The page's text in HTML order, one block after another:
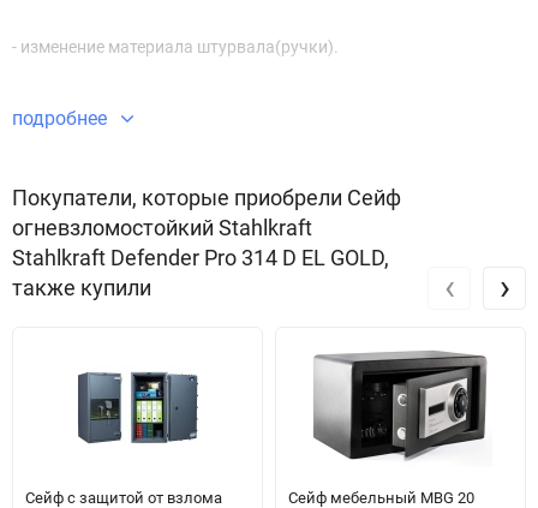
- изменение материала штурвала(ручки).
- подсветка.
- крепление к полу(стандартным или химическим анкером).
- такелаж.
Уникальные особенности серии профессиональных сейфов
Stahlkraft "Defender Pro"
Модели Defender Pro являются сейфами с комбинированной
подробнее
Покупатели, которые приобрели Сейф
огневзломостойкий Stahlkraft
Stahlkraft Defender Pro 314 D EL GOLD,
также купили
Сейф с защитой от взлома
Сейф мебельный MBG 20
‹ ›